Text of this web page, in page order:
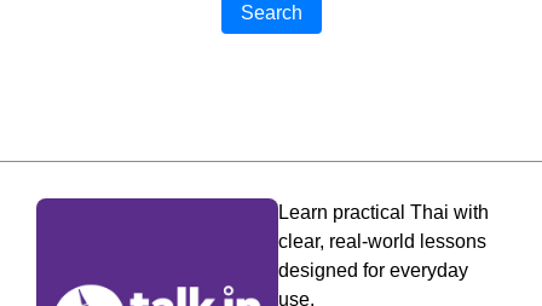
Search
Learn practical Thai with
clear, real-world lessons
designed for everyday
use.